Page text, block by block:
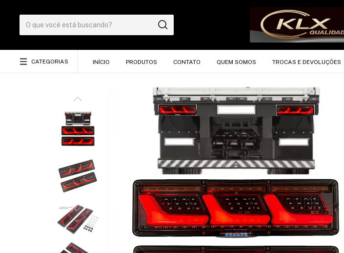
CATEGORIAS INÍCIO PRODUTOS CONTATO QUEM SOMOS TROCAS E DEVOLUÇÕES